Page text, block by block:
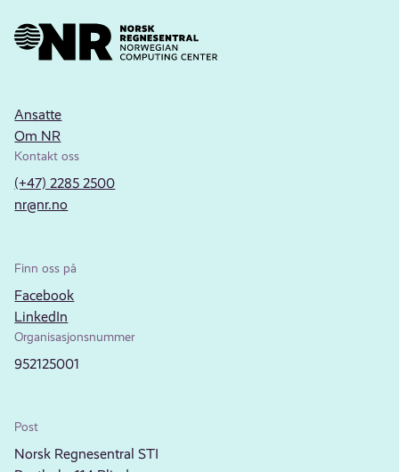
Ansatte
Om NR
Kontakt oss
(+47) 2285 2500
nr@nr.no
Finn oss på
Facebook
LinkedIn
Organisasjonsnummer
952125001
Post
Norsk Regnesentral STI